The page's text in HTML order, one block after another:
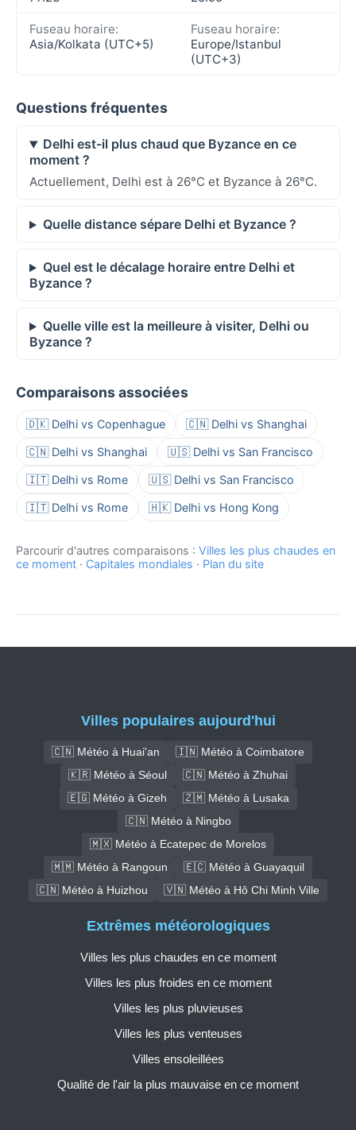
Fuseau horaire:
Asia/Kolkata (UTC+5)
Fuseau horaire:
Europe/Istanbul
(UTC+3)
Questions fréquentes
Delhi est-il plus chaud que Byzance en ce
moment ?
Actuellement, Delhi est à 26°C et Byzance à 26°C.
Quelle distance sépare Delhi et Byzance ?
Quel est le décalage horaire entre Delhi et
Byzance ?
Quelle ville est la meilleure à visiter, Delhi ou
Byzance ?
Comparaisons associées
🇩🇰 Delhi vs Copenhague 🇨🇳 Delhi vs Shanghai
🇨🇳 Delhi vs Shanghai 🇺🇸 Delhi vs San Francisco
🇮🇹 Delhi vs Rome 🇺🇸 Delhi vs San Francisco
🇮🇹 Delhi vs Rome 🇭🇰 Delhi vs Hong Kong
Parcourir d'autres comparaisons : Villes les plus chaudes en
ce moment · Capitales mondiales · Plan du site
Villes populaires aujourd'hui
🇨🇳 Météo à Huai'an
🇮🇳 Météo à Coimbatore
🇰🇷 Météo à Séoul
🇨🇳 Météo à Zhuhai
🇪🇬 Météo à Gizeh
🇿🇲 Météo à Lusaka
🇨🇳 Météo à Ningbo
🇲🇽 Météo à Ecatepec de Morelos
🇲🇲 Météo à Rangoun
🇪🇨 Météo à Guayaquil
🇨🇳 Météo à Huizhou
🇻🇳 Météo à Hô Chi Minh Ville
Extrêmes météorologiques
Villes les plus chaudes en ce moment
Villes les plus froides en ce moment
Villes les plus pluvieuses
Villes les plus venteuses
Villes ensoleillées
Qualité de l'air la plus mauvaise en ce moment